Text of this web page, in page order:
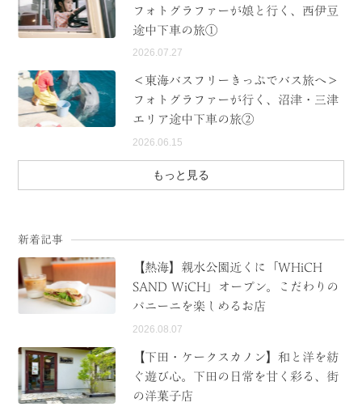
フォトグラファーが娘と行く、西伊豆
途中下車の旅①
2026.07.27
＜東海バスフリーきっぷでバス旅へ＞
フォトグラファーが行く、沼津・三津
エリア途中下車の旅②
2026.06.15
もっと見る
新着記事
【熱海】親水公園近くに「WHiCH
SAND WiCH」オープン。こだわりの
パニーニを楽しめるお店
2026.08.07
【下田・ケークスカノン】和と洋を紡
ぐ遊び心。下田の日常を甘く彩る、街
の洋菓子店